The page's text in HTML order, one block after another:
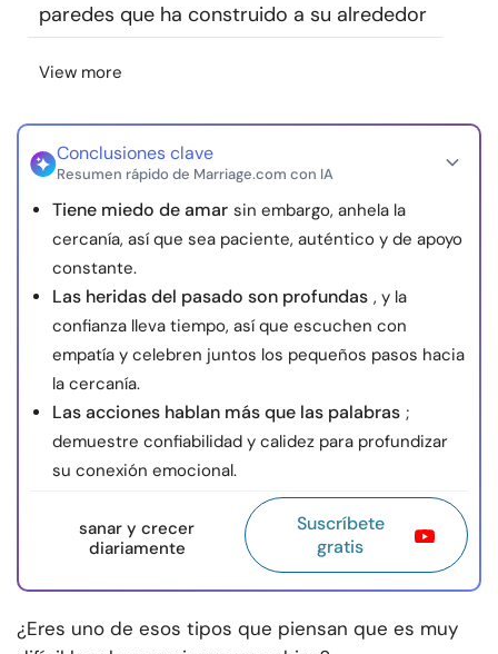
Sobre nosotros Contáctanos Escríbenos
Publicidad con
paredes que ha construido a su alrededor
View more
Conclusiones clave
Resumen rápido de Marriage.com con IA
Tiene miedo de amar sin embargo, anhela la
cercanía, así que sea paciente, auténtico y de apoyo
constante.
Las heridas del pasado son profundas , y la
confianza lleva tiempo, así que escuchen con
empatía y celebren juntos los pequeños pasos hacia
la cercanía.
Las acciones hablan más que las palabras ;
demuestre confiabilidad y calidez para profundizar
su conexión emocional.
sanar y crecer
diariamente
Suscríbete
gratis
¿Eres uno de esos tipos que piensan que es muy